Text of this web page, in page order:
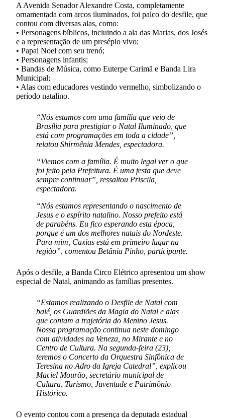
A Avenida Senador Alexandre Costa, completamente
ornamentada com arcos iluminados, foi palco do desfile, que
contou com diversas alas, como:
• Personagens bíblicos, incluindo a ala das Marias, dos Josés
e a representação de um presépio vivo;
• Papai Noel com seu trenó;
• Personagens infantis;
• Bandas de Música, como Euterpe Carimã e Banda Lira
Municipal;
• Alas com educadores vestindo vermelho, simbolizando o
período natalino.
“Nós estamos com uma família que veio de
Brasília para prestigiar o Natal Iluminado, que
está com programações em toda a cidade”,
relatou Shirmênia Mendes, espectadora.
“Viemos com a família. É muito legal ver o que
foi feito pela Prefeitura. É uma festa que deve
sempre continuar”, ressaltou Priscila,
espectadora.
“Nós estamos representando o nascimento de
Jesus e o espírito natalino. Nosso prefeito está
de parabéns. Eu fico esperando esta época,
porque é um dos melhores natais do Nordeste.
Para mim, Caxias está em primeiro lugar na
região”, comentou Betânia Pinho, participante.
Após o desfile, a Banda Circo Elétrico apresentou um show
especial de Natal, animando as famílias presentes.
“Estamos realizando o Desfile de Natal com
balé, os Guardiões da Magia do Natal e alas
que contam a trajetória do Menino Jesus.
Nossa programação continua neste domingo
com atividades na Veneza, no Mirante e no
Centro de Cultura. Na segunda-feira (23),
teremos o Concerto da Orquestra Sinfônica de
Teresina no Adro da Igreja Catedral”, explicou
Maciel Mourão, secretário municipal de
Cultura, Turismo, Juventude e Patrimônio
Histórico.
O evento contou com a presença da deputada estadual